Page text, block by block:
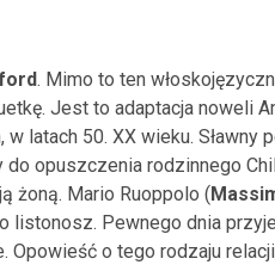
. Mimo to ten
Jest to adaptacja noweli
latach 50. XX wieku. Sławny
opuszczenia rodzinnego
żoną. Mario Ruoppolo (
listonosz. Pewnego dnia
Opowieść o tego rodzaju